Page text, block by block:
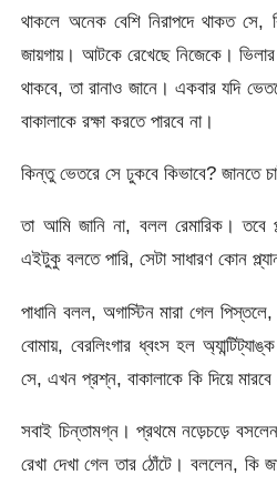
থাকলে অনেক বেশি নিরাপদে থাকত
জায়গায়। আটকে রেখেছে নিজেকে। ভিলার
থাকবে, তা রানাও জানে। একবার যদি
বাকালাকে রক্ষা করতে পারবে না।
কিন্তু ভেতরে সে ঢুকবে কিভাবে? জানতে
তা আমি জানি না, বলল রেমারিক। তবে
এইটুকু বলতে পারি, সেটা সাধারণ কোন
পাধানি বলল, অগাস্টিন মারা গেল
বোমায়, বেরলিংগার ধ্বংস হল
সে, এখন প্রশ্ন, বাকালাকে কি দিয়ে
সবাই চিন্তামগ্ন। প্রথমে নড়েচড়ে
রেখা দেখা গেল তার ঠোঁটে। বললেন, কি